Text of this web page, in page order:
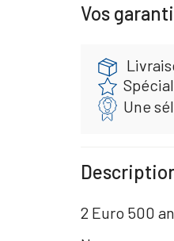
Vos
Une
2 Euro 500